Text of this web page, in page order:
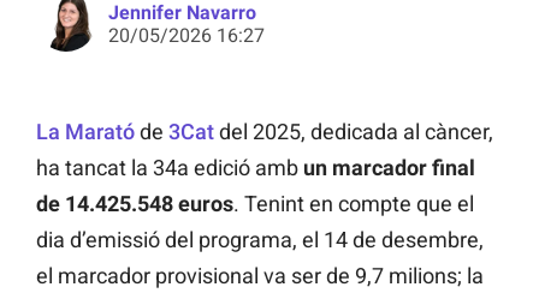
Jennifer Navarro
20/05/2026 16:27
La Maratóde 3Catdel 2025, dedicada al càncer,
ha tancat la 34a edició amb un marcador final
de 14.425.548 euros. Tenint en compte que el
dia d’emissió del programa, el 14 de desembre,
el marcador provisional va ser de 9,7 milions; la